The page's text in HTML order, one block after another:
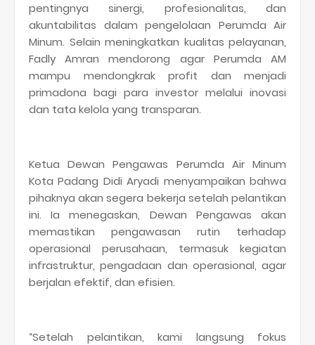
pentingnya sinergi, profesionalitas, dan
akuntabilitas dalam pengelolaan Perumda Air
Minum. Selain meningkatkan kualitas pelayanan,
Fadly Amran mendorong agar Perumda AM
mampu mendongkrak profit dan menjadi
primadona bagi para investor melalui inovasi
dan tata kelola yang transparan.
Ketua Dewan Pengawas Perumda Air Minum
Kota Padang Didi Aryadi menyampaikan bahwa
pihaknya akan segera bekerja setelah pelantikan
ini. Ia menegaskan, Dewan Pengawas akan
memastikan pengawasan rutin terhadap
operasional perusahaan, termasuk kegiatan
infrastruktur, pengadaan dan operasional, agar
berjalan efektif, dan efisien.
“Setelah pelantikan, kami langsung fokus